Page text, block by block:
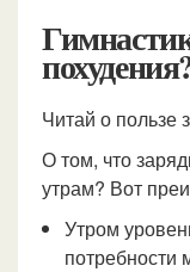
Читай о пользе
О том, что
утрам? Вот
Утром
потребности